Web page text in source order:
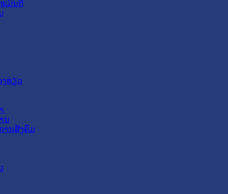
ະມົນຕີ
ງທ່ຽວ
ນ
ານສັງຄົມ